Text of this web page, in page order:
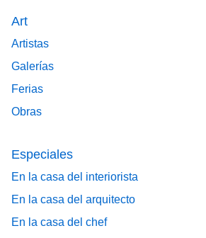
Art
Artistas
Galerías
Ferias
Obras
Especiales
En la casa del interiorista
En la casa del arquitecto
En la casa del chef